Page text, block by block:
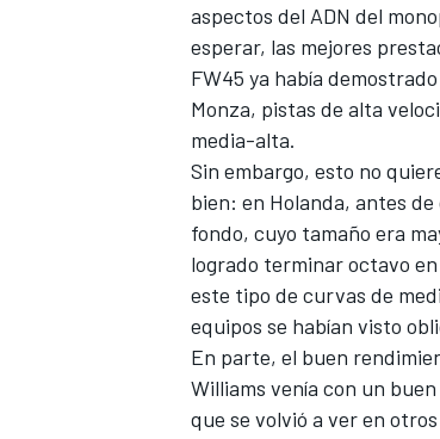
aspectos del ADN del
esperar, las mejores
FW45 ya había
Monza, pistas de alta
media-alta.
Sin embargo, esto no
bien: en Holanda, antes de
fondo, cuyo tamaño era
logrado terminar octavo
este tipo de curvas de
equipos se habían visto
En parte, el buen
Williams venía con un
que se volvió a ver en